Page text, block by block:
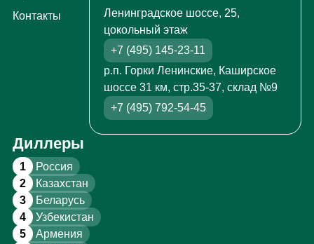
Контакты
Ленинградское шоссе, 25,
цокольный этаж
+7 (495) 145-23-11
р.п. Горки Ленинские, Каширское
шоссе 31 км, стр.35-37, склад №9
+7 (495) 792-54-45
Диллеры
1 Россия
2 Казахстан
3 Беларусь
4 Узбекистан
5 Армения